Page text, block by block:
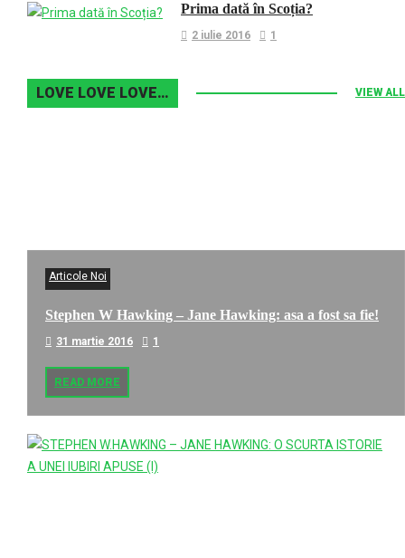
Prima dată în Scoția?
2 iulie 2016 1
LOVE LOVE LOVE… VIEW ALL
Articole Noi
Stephen W Hawking – Jane Hawking: asa a fost sa fie!
31 martie 2016 1
READ MORE